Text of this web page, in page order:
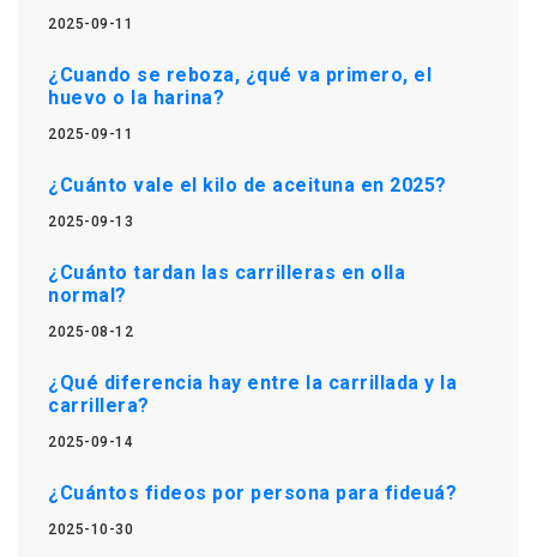
2025-09-11
¿Cuando se reboza, ¿qué va primero, el
huevo o la harina?
2025-09-11
¿Cuánto vale el kilo de aceituna en 2025?
2025-09-13
¿Cuánto tardan las carrilleras en olla
normal?
2025-08-12
¿Qué diferencia hay entre la carrillada y la
carrillera?
2025-09-14
¿Cuántos fideos por persona para fideuá?
2025-10-30